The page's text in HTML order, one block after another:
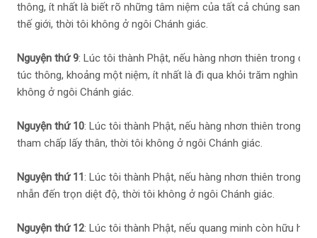
thông, ít nhất là biết rõ những tâm niệm của tất cả chúng sanh,
thế giới, thời tôi không ở ngôi Chánh giác.
Nguyện thứ 9: Lúc tôi thành Phật, nếu hàng nhơn thiên trong
túc thông, khoảng một niệm, ít nhất là đi qua khỏi trăm nghìn
không ở ngôi Chánh giác.
Nguyện thứ 10: Lúc tôi thành Phật, nếu hàng nhơn thiên trong
tham chấp lấy thân, thời tôi không ở ngôi Chánh giác.
Nguyện thứ 11: Lúc tôi thành Phật, nếu hàng nhơn thiên trong
nhẫn đến trọn diệt độ, thời tôi không ở ngôi Chánh giác.
Nguyện thứ 12: Lúc tôi thành Phật, nếu quang minh còn hữu